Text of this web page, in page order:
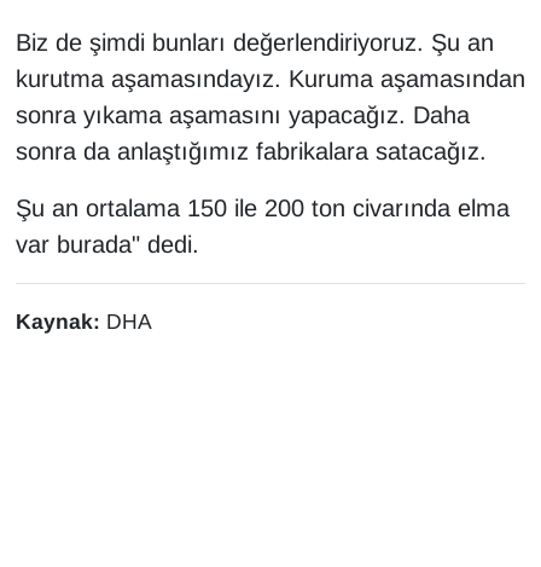
Biz de şimdi bunları değerlendiriyoruz. Şu an
kurutma aşamasındayız. Kuruma aşamasından
sonra yıkama aşamasını yapacağız. Daha
sonra da anlaştığımız fabrikalara satacağız.
Şu an ortalama 150 ile 200 ton civarında elma
var burada" dedi.
Kaynak: DHA